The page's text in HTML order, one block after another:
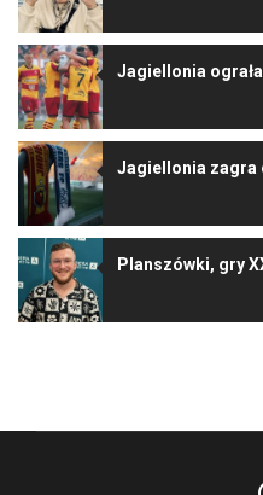
Jagiellonia
Jagiellonia zagra
Planszówki, gry